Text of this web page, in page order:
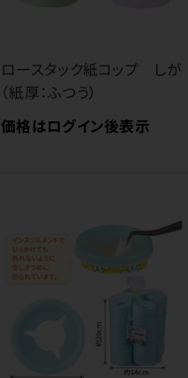
ロースタック紙コップ しが
（紙厚：ふつう）
価格はログイン後表示